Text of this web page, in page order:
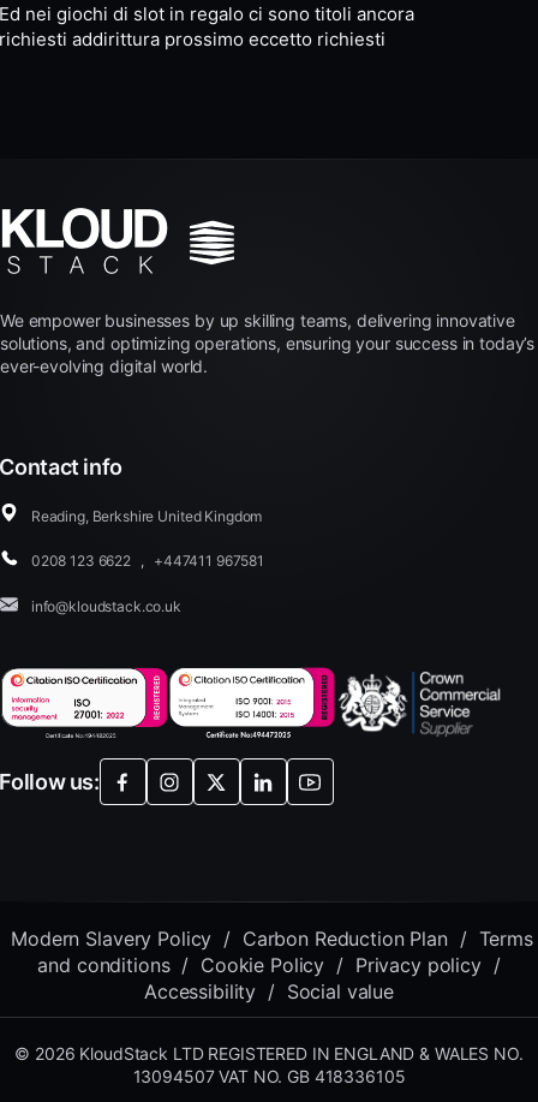
Ed nei giochi di slot in regalo ci sono titoli ancora
richiesti addirittura prossimo eccetto richiesti
We empower businesses by up skilling teams, delivering innovative
solutions, and optimizing operations, ensuring your success in today’s
ever-evolving digital world.
Contact info
Reading, Berkshire United Kingdom
0208 123 6622 , +447411 967581
info@kloudstack.co.uk
Follow us:
Modern Slavery Policy / Carbon Reduction Plan / Terms
and conditions / Cookie Policy / Privacy policy /
Accessibility / Social value
© 2026 KloudStack LTD REGISTERED IN ENGLAND & WALES NO.
13094507 VAT NO. GB 418336105